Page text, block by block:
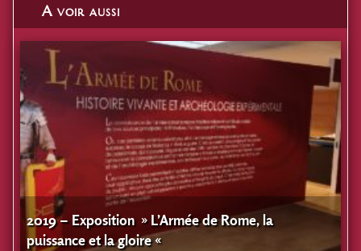
A voir aussi
2019 – Exposition » L’Armée de Rome, la
puissance et la gloire «